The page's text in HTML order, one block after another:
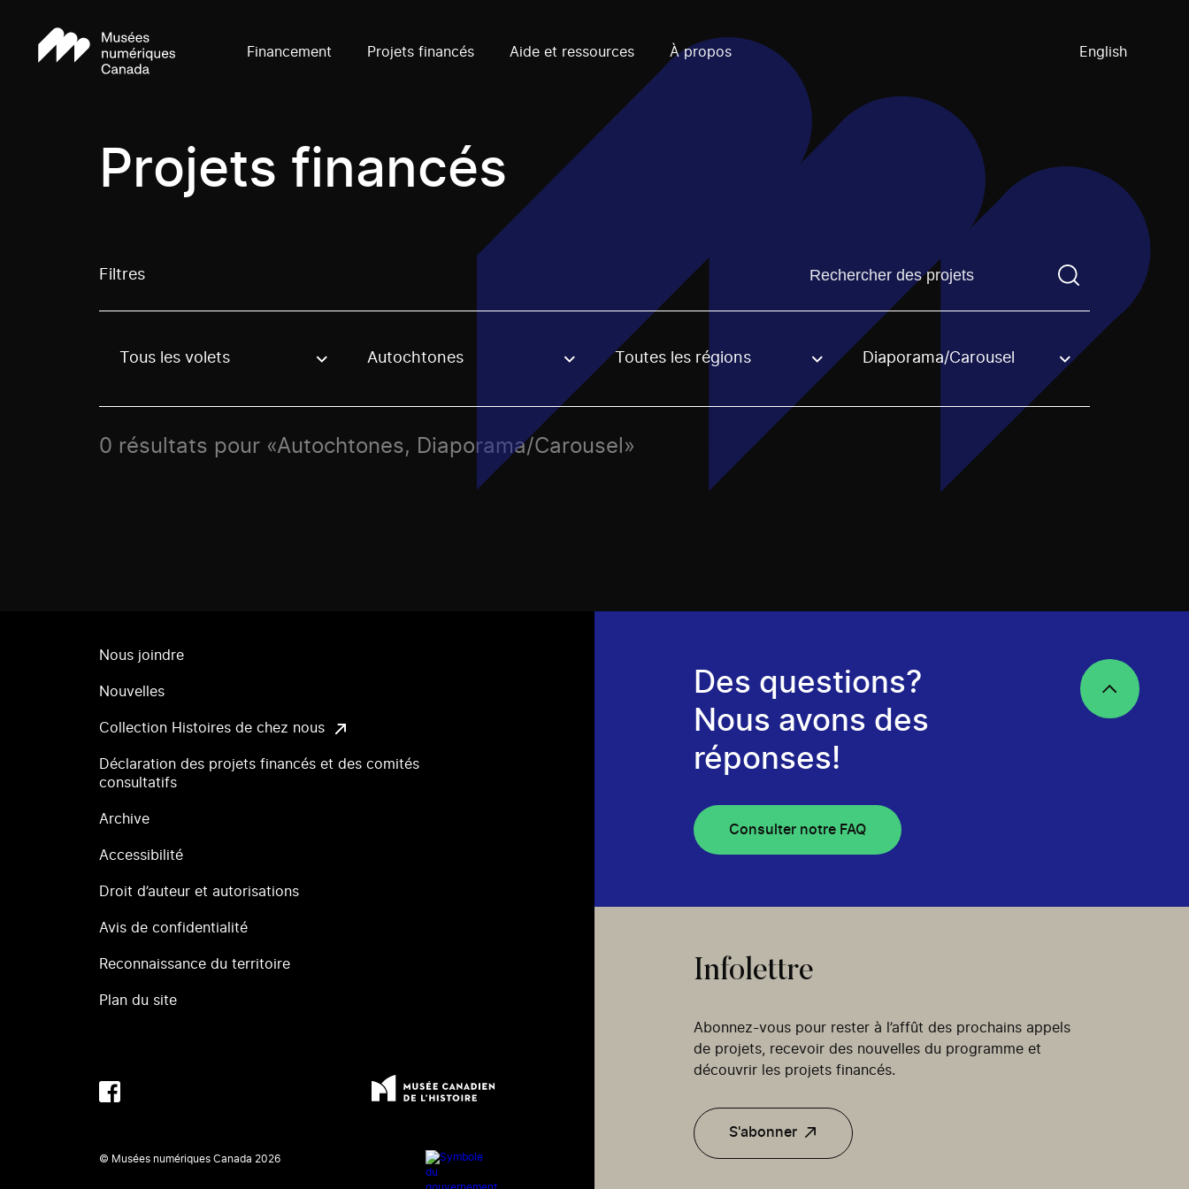
Financement Projets financés Aide et ressources À propos English
Projets financés
Filtres Trouvez un projetVous devez saisir un terme de
Use these options to filter projects by topic, stream or regon. The filter will be applied when selecting an option.
Tous les volets Autochtones Toutes les régions Diaporama/Carousel
0 résultats pour «Autochtones, Diaporama/Carousel»
Nous joindre
Nouvelles
Collection Histoires de chez nous
Déclaration des projets financés et des comités
consultatifs
Archive
Accessibilité
Droit d’auteur et autorisations
Avis de confidentialité
Reconnaissance du territoire
Plan du site
© Musées numériques Canada 2026
Des questions?
Nous avons des
réponses!
Consulter notre FAQ
Infolettre
Abonnez-vous pour rester à l’affût des prochains appels
de projets, recevoir des nouvelles du programme et
découvrir les projets financés.
S'abonner